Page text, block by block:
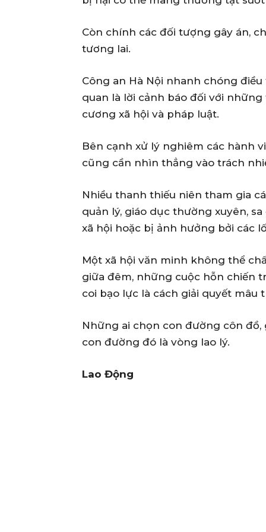
Còn chính các đối tượng gây án,
tương lai.
Công an Hà Nội nhanh chóng
quan là lời cảnh báo đối với
cương xã hội và pháp luật.
Bên cạnh xử lý nghiêm các hành
cũng cần nhìn thẳng vào trách
Nhiều thanh thiếu niên tham gia
quản lý, giáo dục thường xuyên,
xã hội hoặc bị ảnh hưởng bởi các
Một xã hội văn minh không thể
giữa đêm, những cuộc hỗn chiến
coi bạo lực là cách giải quyết mâu
Những ai chọn con đường côn
con đường đó là vòng lao lý.
Lao Động